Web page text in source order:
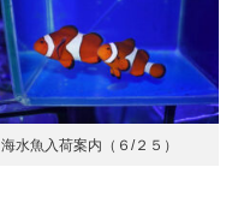
海水魚入荷案内（６/２５）